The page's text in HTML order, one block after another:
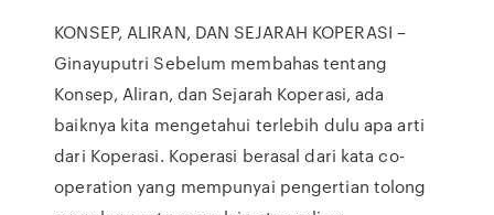
KONSEP, ALIRAN, DAN SEJARAH KOPERASI –
Ginayuputri Sebelum membahas tentang
Konsep, Aliran, dan Sejarah Koperasi, ada
baiknya kita mengetahui terlebih dulu apa arti
dari Koperasi. Koperasi berasal dari kata co-
operation yang mempunyai pengertian tolong